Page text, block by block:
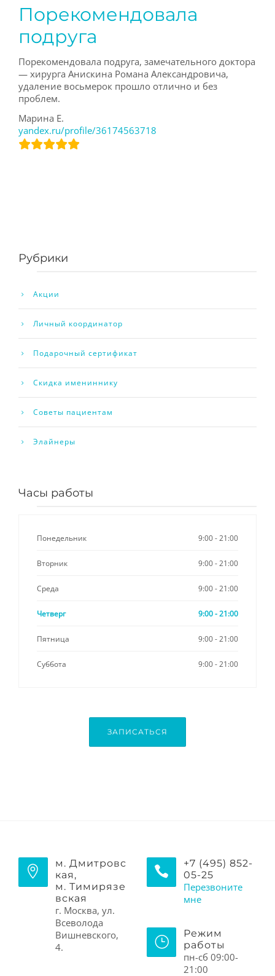
Порекомендовала
подруга
Порекомендовала подруга, замечательного доктора
— хирурга Анискина Романа Александровича,
удаление восьмерок прошло отлично и без
проблем.
Марина Е.
yandex.ru/profile/36174563718
Рубрики
Акции
Личный координатор
Подарочный сертификат
Скидка имениннику
Советы пациентам
Элайнеры
Часы работы
Понедельник 9:00 - 21:00
Вторник 9:00 - 21:00
Среда 9:00 - 21:00
Четверг 9:00 - 21:00
Пятница 9:00 - 21:00
Суббота 9:00 - 21:00
ЗАПИСАТЬСЯ
м. Дмитровс
кая,
м. Тимирязе
вская
г. Москва, ул.
Всеволода
Вишневского,
4.
+7 (495) 852-
05-25
Перезвоните
мне
Режим
работы
пн-сб 09:00-
21:00